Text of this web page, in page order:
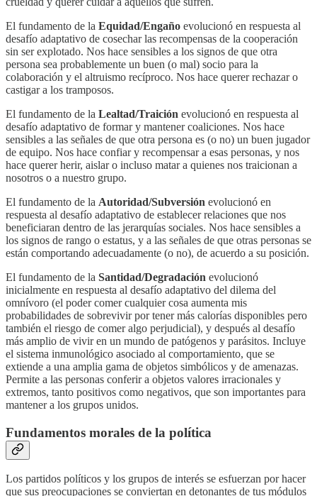
El fundamento de la Equidad/Engaño evolucionó en respuesta al
desafío adaptativo de cosechar las recompensas de la cooperación
sin ser explotado. Nos hace sensibles a los signos de que otra
persona sea probablemente un buen (o mal) socio para la
colaboración y el altruismo recíproco. Nos hace querer rechazar o
castigar a los tramposos.
El fundamento de la Lealtad/Traición evolucionó en respuesta al
desafío adaptativo de formar y mantener coaliciones. Nos hace
sensibles a las señales de que otra persona es (o no) un buen jugador
de equipo. Nos hace confiar y recompensar a esas personas, y nos
hace querer herir, aislar o incluso matar a quienes nos traicionan a
nosotros o a nuestro grupo.
El fundamento de la Autoridad/Subversión evolucionó en
respuesta al desafío adaptativo de establecer relaciones que nos
beneficiaran dentro de las jerarquías sociales. Nos hace sensibles a
los signos de rango o estatus, y a las señales de que otras personas se
están comportando adecuadamente (o no), de acuerdo a su posición.
El fundamento de la Santidad/Degradación evolucionó
inicialmente en respuesta al desafío adaptativo del dilema del
omnívoro (el poder comer cualquier cosa aumenta mis
probabilidades de sobrevivir por tener más calorías disponibles pero
también el riesgo de comer algo perjudicial), y después al desafío
más amplio de vivir en un mundo de patógenos y parásitos. Incluye
el sistema inmunológico asociado al comportamiento, que se
extiende a una amplia gama de objetos simbólicos y de amenazas.
Permite a las personas conferir a objetos valores irracionales y
extremos, tanto positivos como negativos, que son importantes para
mantener a los grupos unidos.
Fundamentos morales de la política
Los partidos políticos y los grupos de interés se esfuerzan por hacer
que sus preocupaciones se conviertan en detonantes de tus módulos